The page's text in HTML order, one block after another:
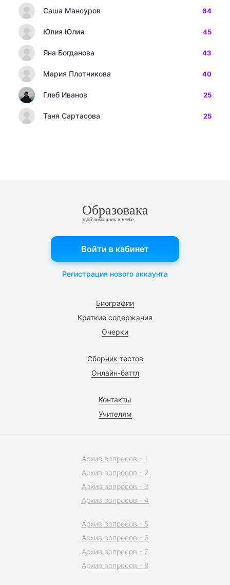
Саша Мансуров 64
Юлия Юлия 45
Яна Богданова 43
Мария Плотникова 40
Глеб Иванов 25
Таня Сартасова 25
Образовака
твой помощник в учебе
Биографии
Краткие содержания
Очерки
Сборник тестов
Онлайн-баттл
Контакты
Учителям
Войти в кабинет
Регистрация нового аккаунта
Архив вопросов - 1
Архив вопросов - 2
Архив вопросов - 3
Архив вопросов - 4
Архив вопросов - 5
Архив вопросов - 6
Архив вопросов - 7
Архив вопросов - 8